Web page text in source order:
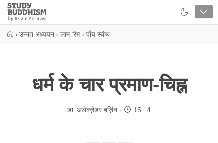
Close
Study
Buddhism
› उन्नत अध्ययन › लाम-रिम › पाँच स्कंध
धर्म के चार प्रमाण-चिह्न
डा. अलेक्ज़ेंडर बर्ज़िन 15:14